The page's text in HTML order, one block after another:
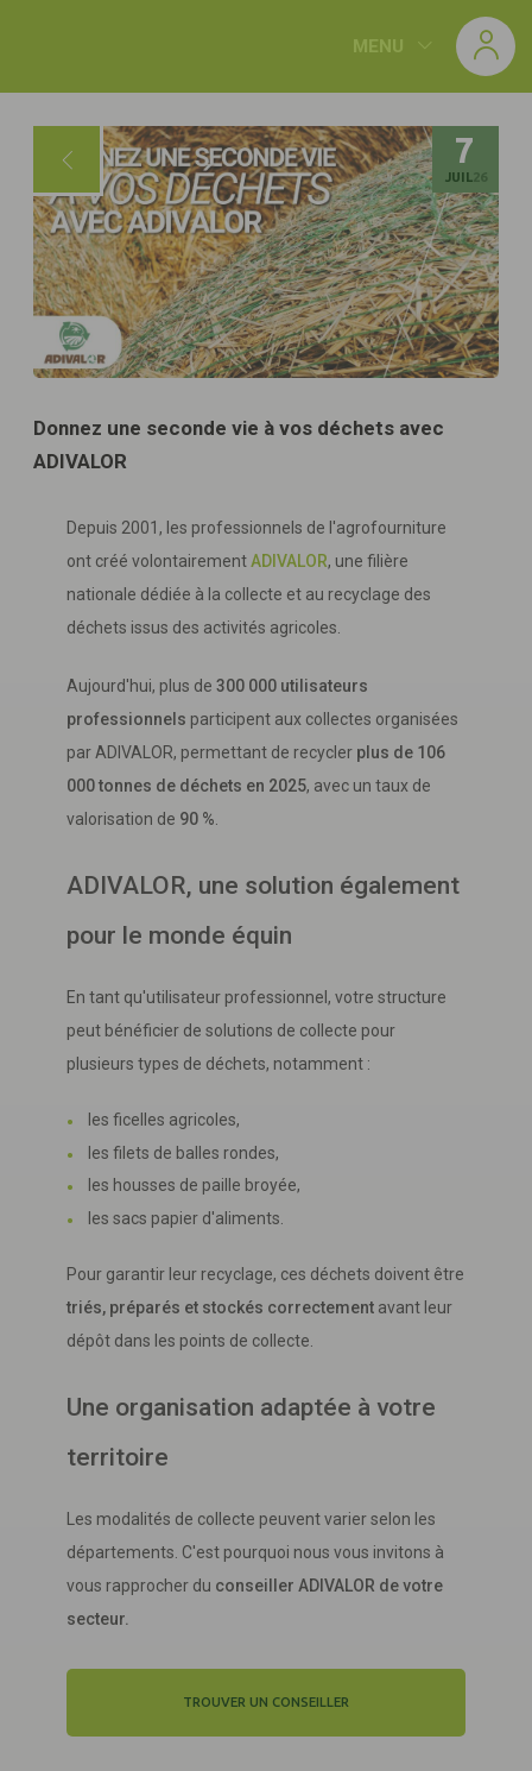
MENU
7
JUIL 26
Donnez une seconde vie à vos déchets avec
ADIVALOR
Depuis 2001, les professionnels de l'agrofourniture
ont créé volontairementADIVALOR, une filière
nationale dédiée à la collecte et au recyclage des
déchets issus des activités agricoles.
Aujourd'hui, plus de 300 000 utilisateurs
professionnels participent aux collectes organisées
par ADIVALOR, permettant de recycler plus de 106
000 tonnes de déchets en 2025, avec un taux de
valorisation de 90 %
ADIVALOR, une solution également
pour le monde équin
En tant qu'utilisateur professionnel, votre structure
peut bénéficier de solutions de collecte pour
plusieurs types de déchets, notamment :
les ficelles agricoles,
les filets de balles rondes,
les housses de paille broyée,
les sacs papier d'aliments.
Pour garantir leur recyclage, ces déchets doivent être
triés, préparés et stockés correctement avant leur
dépôt dans les points de collecte.
Une organisation adaptée à votre
territoire
Les modalités de collecte peuvent varier selon les
départements. C'est pourquoi nous vous invitons à
vous rapprocher du conseiller ADIVALOR de votre
secteur.
TROUVER UN CONSEILLER